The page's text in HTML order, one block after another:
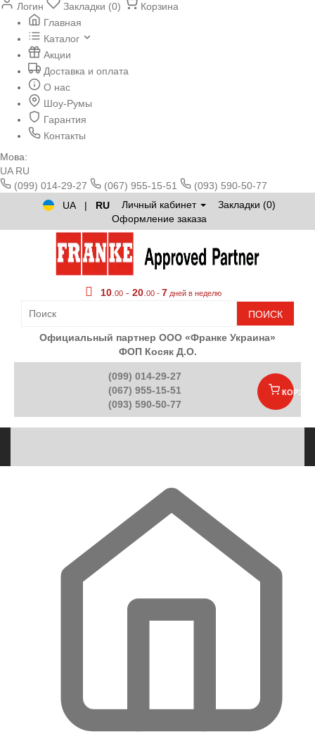
Логин Закладки (0)
Корзина
Главная
Каталог
Акции
Доставка и оплата
О нас
Шоу-Румы
Гарантия
Контакты
Мова:
UA RU
(099) 014-29-27
(067) 955-15-51
(093) 590-50-77
UA
| RU Личный кабинет
Закладки (0)
Оформление заказа
10 00 - 20 00 - 7 дней в неделю
ПОИСК
Официальный партнер ООО «Франке Украина»
ФОП Косяк Д.О.
(099) 014-29-27
(067) 955-15-51
(093) 590-50-77